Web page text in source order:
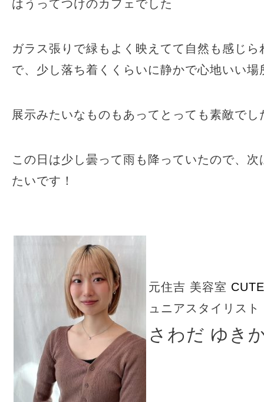
はうってつけのカフェでした
ガラス張りで緑もよく映えてて自然も感じら
で、少し落ち着くくらいに静かで心地いい場
展示みたいなものもあってとっても素敵でし
この日は少し曇って雨も降っていたので、
たいです！
元住吉 美容室
ュニアスタイリスト
さわだ ゆき